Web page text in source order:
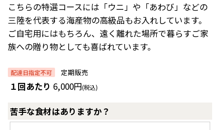
こちらの特選コースには「ウニ」や「あわび」などの
三陸を代表する海産物の高級品もお入れしています。
ご自宅用にはもちろん、遠く離れた場所で暮らすご家
族への贈り物としても喜ばれています。
配達日指定不可 定期販売
１回あたり 6,000 税込
苦手な食材はありますか？